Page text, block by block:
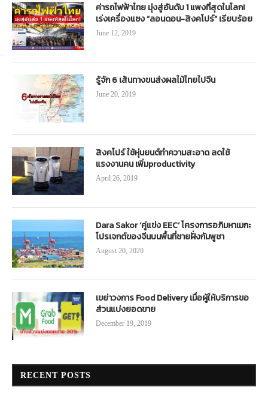
ค่ารถไฟฟ้าไทย มุ่งสู่อันดับ 1 แพงที่สุดในโลก!
เร่งเครื่องแซง “ลอนดอน-สิงคโปร์” เรียบร้อย
June 12, 2019
รู้จัก 6 เส้นทางขนส่งผลไม้ไทยไปจีน
June 20, 2019
สิงคโปร์ ใช้หุ่นยนต์ทำความสะอาด ลดใช้
แรงงานคน เพิ่มproductivity
April 26, 2019
Dara Sakor ‘คู่แข่ง EEC’ โครงการอภิมหาเมกะ
โปรเจกต์ของจีนบนพื้นที่ชายฝั่งกัมพูชา
August 20, 2020
เขย่าวงการ Food Delivery เมื่อผู้ให้บริการขอ
ส่วนแบ่งยอดขาย
December 19, 2019
RECENT POSTS